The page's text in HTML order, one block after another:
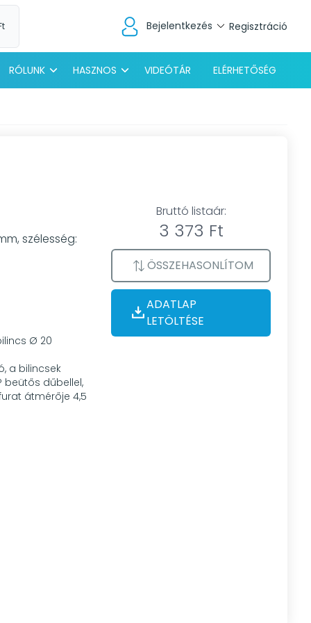
Bejelentkezés Regisztráció
RÓLUNK HASZNOS VIDEÓTÁR ELÉRHETŐSÉG
szélesség:
Ø 20
a bilincsek
beütős dűbellel,
átmérője 4,5
Bruttó listaár:
3 373 Ft
ÖSSZEHASONLÍTOM
ADATLAP
LETÖLTÉSE